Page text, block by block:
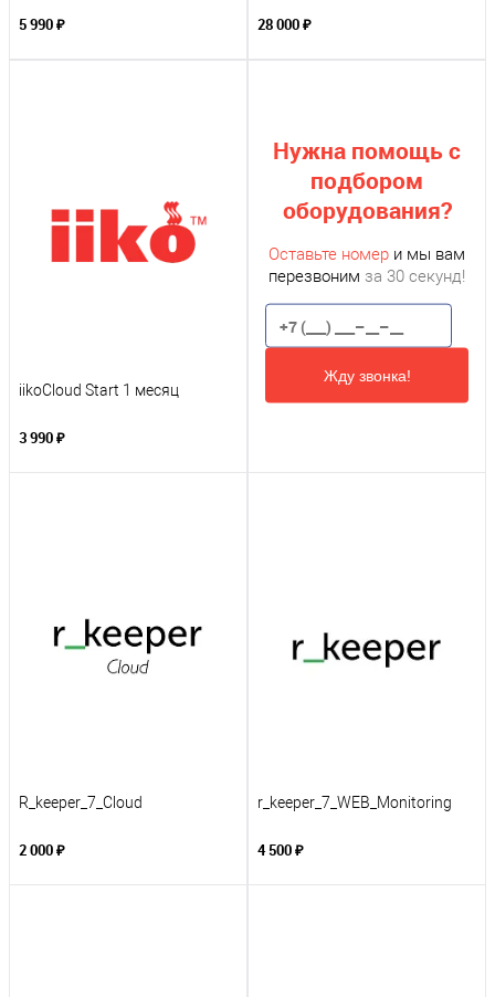
5 990 ₽ 28 000 ₽
iikoCloud Start 1 месяц
3 990 ₽
Нужна помощь с
подбором
оборудования?
Оставьте номер и мы вам
перезвоним за 30 секунд!
Жду звонка!
R_keeper_7_Cloud
2 000 ₽
r_keeper_7_WEB_Monitoring
4 500 ₽